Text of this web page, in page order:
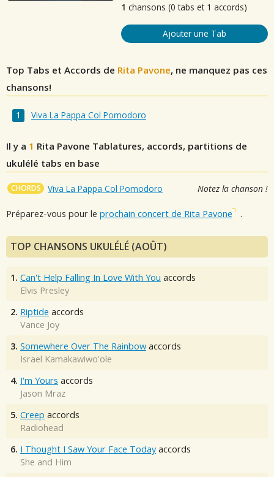
1 chansons (0 tabs et 1 accords)
Ajouter une Tab
Top Tabs et Accords de Rita Pavone, ne manquez pas ces
chansons!
Viva La Pappa Col Pomodoro
Il y a 1 Rita Pavone Tablatures, accords, partitions de
ukulélé tabs en base
CHORDS Viva La Pappa Col Pomodoro Notez la chanson !
Préparez-vous pour le prochain concert de Rita Pavone .
TOP CHANSONS UKULÉLÉ (AOÛT)
1. Can't Help Falling In Love With You accords
Elvis Presley
2. Riptide accords
Vance Joy
3. Somewhere Over The Rainbow accords
Israel Kamakawiwo'ole
4. I'm Yours accords
Jason Mraz
5. Creep accords
Radiohead
6. I Thought I Saw Your Face Today accords
She and Him